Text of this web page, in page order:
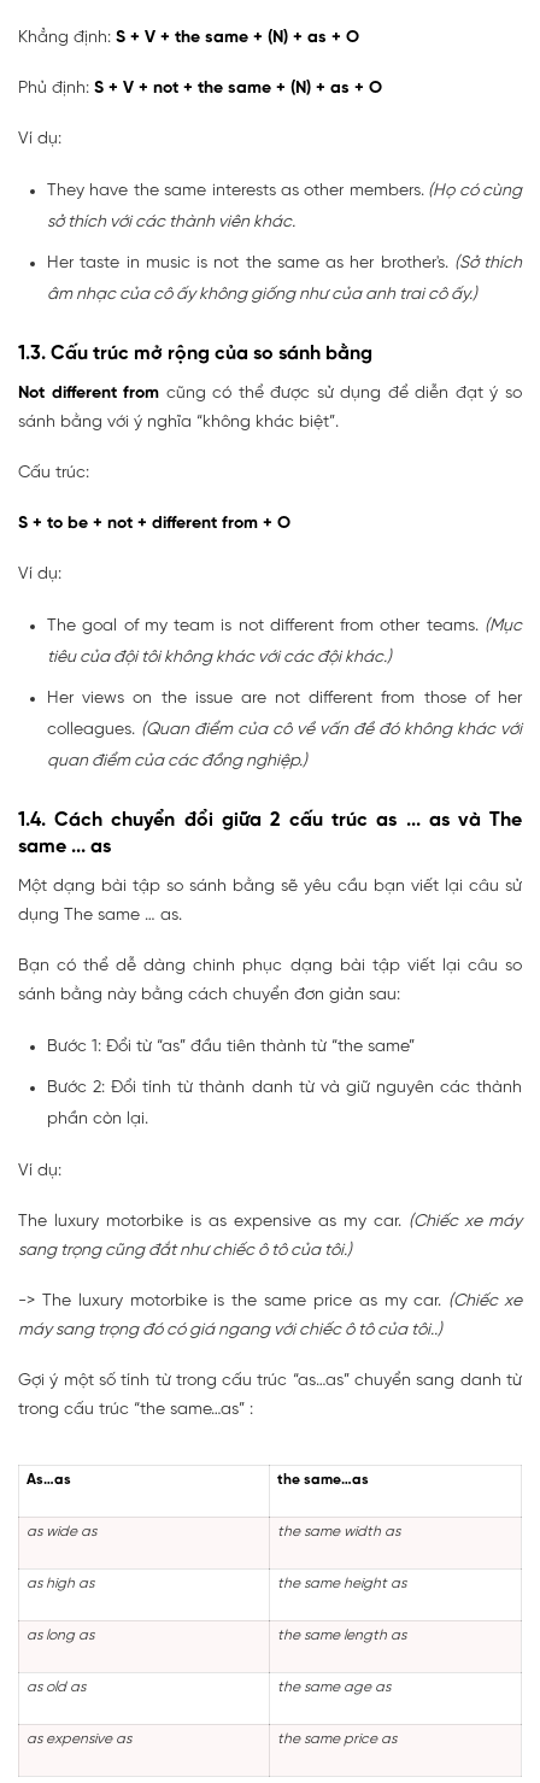
Khẳng định: S + V + the same + (N) + as + O
Phủ định: S + V + not + the same + (N) + as + O
Ví dụ:
They have the same interests as other members.(Họ có cùng
sở thích với các thành viên khác.
Her taste in music is not the same as her brother's. (Sở thích
âm nhạc của cô ấy không giống như của anh trai cô ấy.)
1.3. Cấu trúc mở rộng của so sánh bằng
Not different from cũng có thể được sử dụng để diễn đạt ý so
sánh bằng với ý nghĩa “không khác biệt”.
Cấu trúc:
S + to be + not + different from + O
Ví dụ:
The goal of my team is not different from other teams. (Mục
tiêu của đội tôi không khác với các đội khác.)
Her views on the issue are not different from those of her
colleagues. (Quan điểm của cô về vấn đề đó không khác với
quan điểm của các đồng nghiệp.)
1.4. Cách chuyển đổi giữa 2 cấu trúc as ... as và The
same ... as
Một dạng bài tập so sánh bằng sẽ yêu cầu bạn viết lại câu sử
dụng The same … as.
Bạn có thể dễ dàng chinh phục dạng bài tập viết lại câu so
sánh bằng này bằng cách chuyển đơn giản sau:
Bước 1: Đổi từ “as” đầu tiên thành từ “the same”
Bước 2: Đổi tính từ thành danh từ và giữ nguyên các thành
phần còn lại.
Ví dụ:
The luxury motorbike is as expensive as my car. (Chiếc xe máy
sang trọng cũng đắt như chiếc ô tô của tôi.)
-> The luxury motorbike is the same price as my car. (Chiếc xe
máy sang trọng đó có giá ngang với chiếc ô tô của tôi..)
Gợi ý một số tính từ trong cấu trúc “as…as” chuyển sang danh từ
trong cấu trúc “the same…as” :
As…as the same…as
as wide as the same width as
as high as the same height as
as long as the same length as
as old as the same age as
as expensive as the same price as